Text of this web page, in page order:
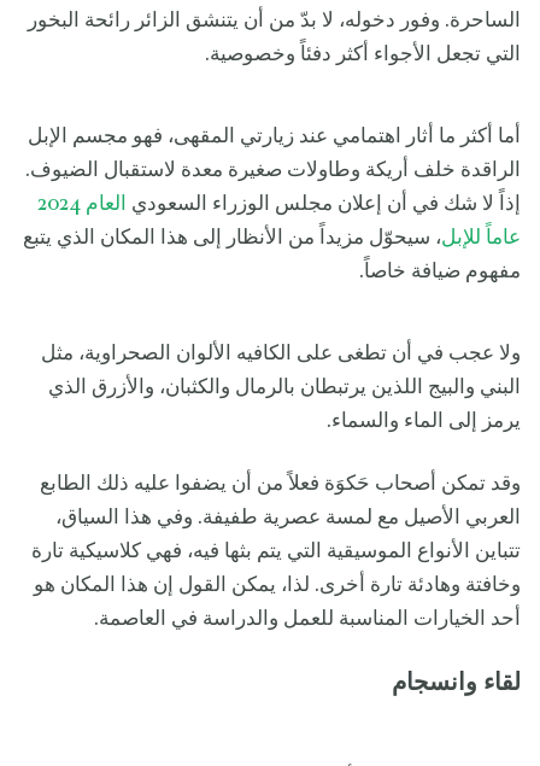
الساحرة. وفور دخوله، لا بدّ من أن يتنشق الزائر رائحة البخور
التي تجعل الأجواء أكثر دفئاً وخصوصية.
أما أكثر ما أثار اهتمامي عند زيارتي المقهى، فهو مجسم الإبل
الراقدة خلف أريكة وطاولات صغيرة معدة لاستقبال الضيوف.
إذاً لا شك في أن إعلان مجلس الوزراء السعودي
العام 2024
عاماً للإبل، سيحوّل مزيداً من الأنظار إلى هذا المكان الذي يتبع
مفهوم ضيافة خاصاً.
ولا عجب في أن تطغى على الكافيه الألوان الصحراوية، مثل
البني والبيج اللذين يرتبطان بالرمال والكثبان، والأزرق الذي
يرمز إلى الماء والسماء.
وقد تمكن أصحاب حَكوَة فعلاً من أن يضفوا عليه ذلك الطابع
العربي الأصيل مع لمسة عصرية طفيفة. وفي هذا السياق،
تتباين الأنواع الموسيقية التي يتم بثها فيه، فهي كلاسيكية تارة
وخافتة وهادئة تارة أخرى. لذا، يمكن القول إن هذا المكان هو
أحد الخيارات المناسبة للعمل والدراسة في العاصمة.
لقاء وانسجام